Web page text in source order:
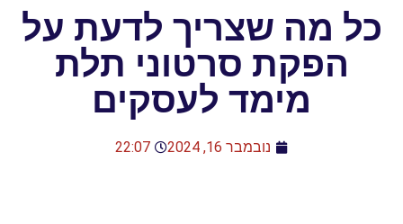
כל מה שצריך לדעת על
הפקת סרטוני תלת
מימד לעסקים
נובמבר 16, 2024 22:07